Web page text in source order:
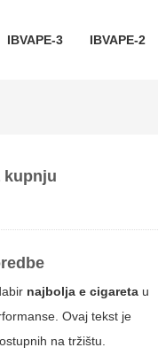
IBVAPE-3 IBVAPE-2
kupnju
najbolja e cigareta u
Ovaj tekst je
na tržištu.